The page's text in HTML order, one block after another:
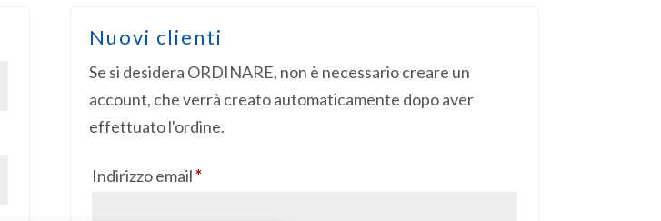
Nuovi clienti
Se si desidera ORDINARE, non è necessario creare un
account, che verrà creato automaticamente dopo aver
effettuato l'ordine.
Indirizzo email*Richiesto